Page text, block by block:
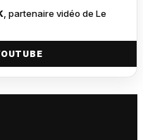
, partenaire vidéo de Le